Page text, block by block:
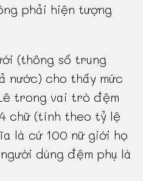
phải hiện tượng
(thông số trung
nước) cho thấy mức
trong vai trò đệm
chữ (tính theo tỷ lệ
là cứ 100 nữ giới họ
dùng đệm phụ là